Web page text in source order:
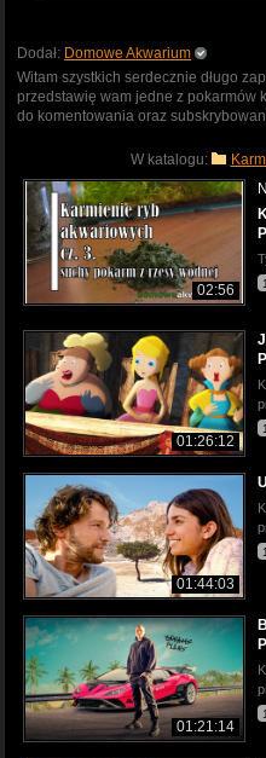
Dodał: Domowe Akwarium
Witam szystkich serdecznie długo
przedstawię wam jedne z pokarmów
do komentowania oraz
W katalogu:
02:56
01:26:12
01:44:03
01:21:14